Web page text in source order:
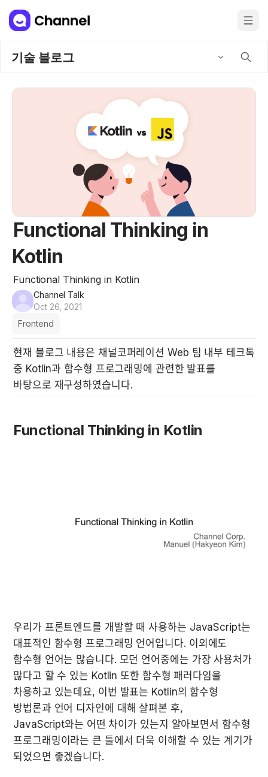
기술 블로그
Functional Thinking in
Kotlin
Functional Thinking in Kotlin
Channel Talk
Oct 26, 2021
Frontend
현재 블로그 내용은 채널코퍼레이션 Web 팀 내부 테크톡
중 Kotlin과 함수형 프로그래밍에 관련한 발표를
바탕으로 재구성하였습니다.
Functional Thinking in Kotlin
우리가 프론트엔드를 개발할 때 사용하는 JavaScript는
대표적인 함수형 프로그래밍 언어입니다. 이외에도
함수형 언어는 많습니다. 모던 언어중에는 가장 사용처가
많다고 할 수 있는 Kotlin 또한 함수형 패러다임을
차용하고 있는데요, 이번 발표는 Kotlin의 함수형
방법론과 언어 디자인에 대해 살펴본 후,
JavaScript와는 어떤 차이가 있는지 알아보면서 함수형
프로그래밍이라는 큰 틀에서 더욱 이해할 수 있는 계기가
되었으면 좋겠습니다.